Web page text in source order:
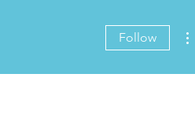
Follow